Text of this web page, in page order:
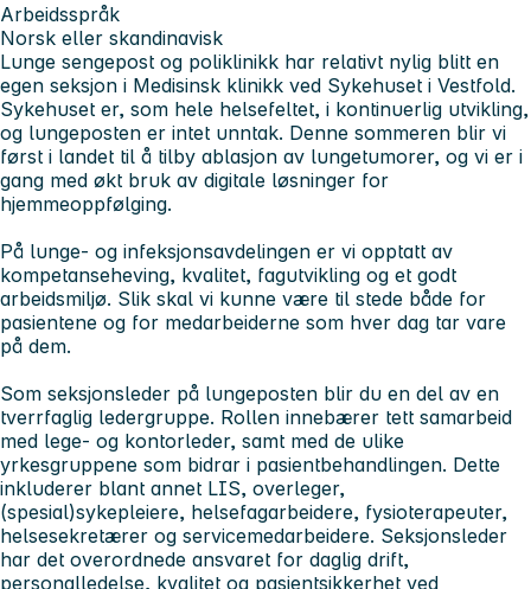
Arbeidsspråk
Norsk eller skandinavisk
Lunge sengepost og poliklinikk har relativt nylig blitt en
egen seksjon i Medisinsk klinikk ved Sykehuset i Vestfold.
Sykehuset er, som hele helsefeltet, i kontinuerlig utvikling,
og lungeposten er intet unntak. Denne sommeren blir vi
først i landet til å tilby ablasjon av lungetumorer, og vi er i
gang med økt bruk av digitale løsninger for
hjemmeoppfølging.
På lunge- og infeksjonsavdelingen er vi opptatt av
kompetanseheving, kvalitet, fagutvikling og et godt
arbeidsmiljø. Slik skal vi kunne være til stede både for
pasientene og for medarbeiderne som hver dag tar vare
på dem.
Som seksjonsleder på lungeposten blir du en del av en
tverrfaglig ledergruppe. Rollen innebærer tett samarbeid
med lege- og kontorleder, samt med de ulike
yrkesgruppene som bidrar i pasientbehandlingen. Dette
inkluderer blant annet LIS, overleger,
(spesial)sykepleiere, helsefagarbeidere, fysioterapeuter,
helsesekretærer og servicemedarbeidere. Seksjonsleder
har det overordnede ansvaret for daglig drift,
personalledelse, kvalitet og pasientsikkerhet ved